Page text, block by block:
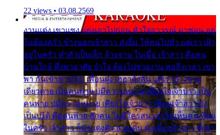
22 views • 03.08.2569
งานแต่ง เขาแซง แย่งเอาไปก่อน หัวใจอาวรณ์ มาซ่อน อยู่
ในห้องครัว ข้างนอกเจ้าสาว ส่งยิ้ม ให้คนไปทั่ว แต่เรา เฝ้า
อยู่ในครัว ทำตัวเป็นเด็ก ล้างจาน ในเมื่อ เจ้าสาว คือคน
บ้านใกล้ พึ่งพาอาศัย จำใจ ต้องไปช่วยงาน พอถึงเวลา เขา
พา กันเข้าพาขวัญ เพื่อนฝูง เฮฮาดังลั่น แต่เราล้างจาน
เดียวดาย เป็นคนพ่าย บ่มีความหมาย เคียงใจเจ้าบ่าว เป็น
คนพ่าย บ่มีความหมาย เคียงใจเจ้าบ่าว เพื่อนเจ้าสาว ยัง
เป็นบ่ได้ คือคนพ่าย ฮักคน ไม่มีใครสน เขาไม่เห็นคน ที่อยู่
ในครัว เจ้าสาว ก็มัวแต่งตัว สวยเด่น นั่งเคียงเจ้าบ่าว ที่เขา